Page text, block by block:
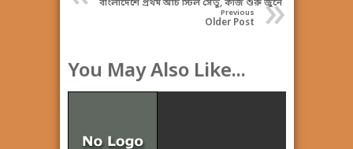
বাংলাদেশে প্রথম আর্চ স্টিল সেতু, কাজ শুরু জুনে
»
Previous
Older Post
You May Also Like...